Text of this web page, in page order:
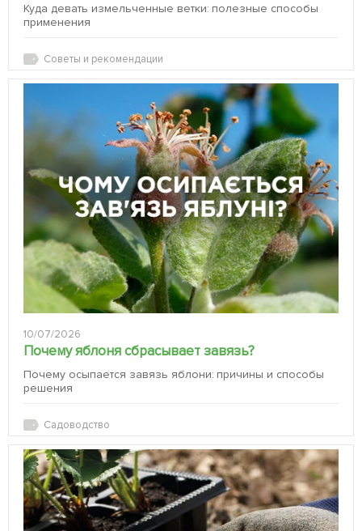
Куда девать измельченные ветки: полезные способы
применения
Советы и рекомендации
10/07/2026
Почему яблоня сбрасывает завязь?
Почему осыпается завязь яблони: причины и способы
решения
Садоводство